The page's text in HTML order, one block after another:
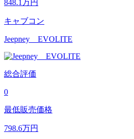
848.1万円
キャブコン
Jeepney EVOLITE
総合評価
0
最低販売価格
798.6万円